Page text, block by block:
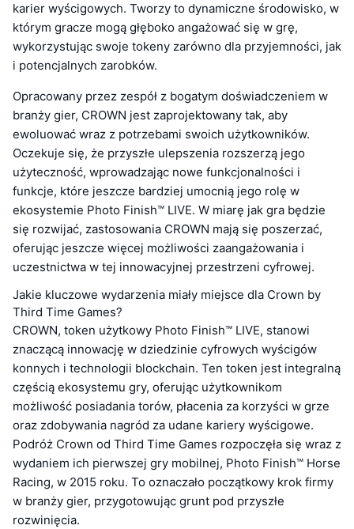
karier wyścigowych. Tworzy to dynamiczne środowisko, w
którym gracze mogą głęboko angażować się w grę,
wykorzystując swoje tokeny zarówno dla przyjemności, jak
i potencjalnych zarobków.
Opracowany przez zespół z bogatym doświadczeniem w
branży gier, CROWN jest zaprojektowany tak, aby
ewoluować wraz z potrzebami swoich użytkowników.
Oczekuje się, że przyszłe ulepszenia rozszerzą jego
użyteczność, wprowadzając nowe funkcjonalności i
funkcje, które jeszcze bardziej umocnią jego rolę w
ekosystemie Photo Finish™ LIVE. W miarę jak gra będzie
się rozwijać, zastosowania CROWN mają się poszerzać,
oferując jeszcze więcej możliwości zaangażowania i
uczestnictwa w tej innowacyjnej przestrzeni cyfrowej.
Jakie kluczowe wydarzenia miały miejsce dla Crown by
Third Time Games?
CROWN, token użytkowy Photo Finish™ LIVE, stanowi
znaczącą innowację w dziedzinie cyfrowych wyścigów
konnych i technologii blockchain. Ten token jest integralną
częścią ekosystemu gry, oferując użytkownikom
możliwość posiadania torów, płacenia za korzyści w grze
oraz zdobywania nagród za udane kariery wyścigowe.
Podróż Crown od Third Time Games rozpoczęła się wraz z
wydaniem ich pierwszej gry mobilnej, Photo Finish™ Horse
Racing, w 2015 roku. To oznaczało początkowy krok firmy
w branży gier, przygotowując grunt pod przyszłe
rozwinięcia.